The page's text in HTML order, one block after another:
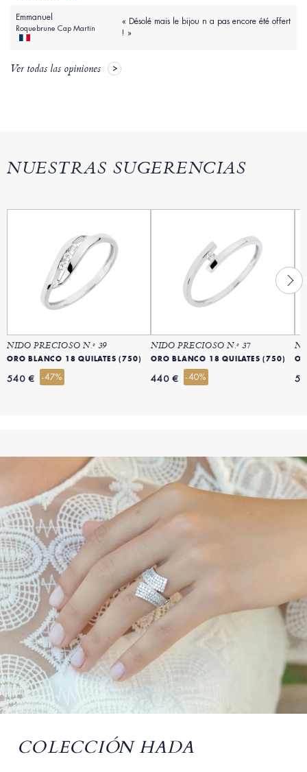
Emmanuel
Roquebrune Cap Martin
« Désolé mais le bijou n a pas encore été offert
! »
Ver todas las opiniones
NUESTRAS SUGERENCIAS
NIDO PRECIOSO N.º 39
ORO BLANCO 18 QUILATES (750)
540 € -47%
NIDO PRECIOSO N.º 37
ORO BLANCO 18 QUILATES (750)
440 € -40%
COLECCIÓN HADA